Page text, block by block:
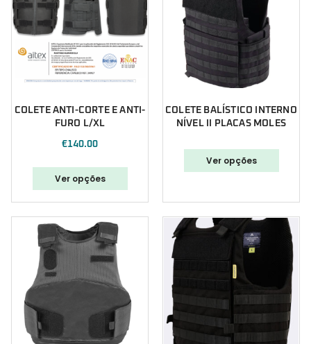
COLETE ANTI-CORTE E ANTI-
FURO L/XL
€140.00
Ver opções
COLETE BALÍSTICO INTERNO
NÍVEL II PLACAS MOLES
Ver opções